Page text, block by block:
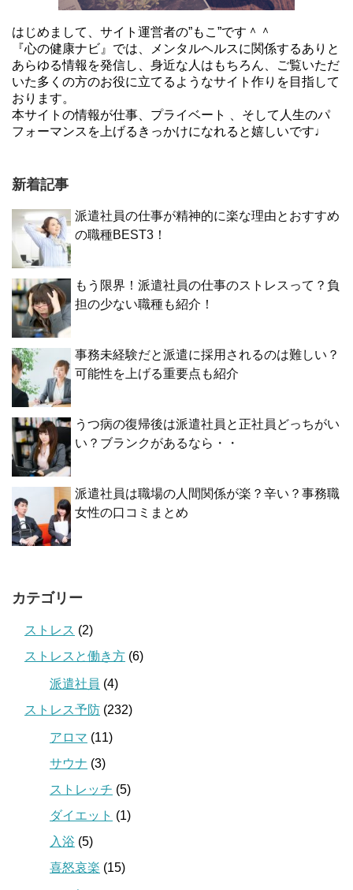
はじめまして、サイト運営者の”もこ”です＾＾
『心の健康ナビ』では、メンタルヘルスに関係するありと
あらゆる情報を発信し、身近な人はもちろん、ご覧いただ
いた多くの方のお役に立てるようなサイト作りを目指して
おります。
本サイトの情報が仕事、プライベート 、そして人生のパ
フォーマンスを上げるきっかけになれると嬉しいです♩
新着記事
派遣社員の仕事が精神的に楽な理由とおすすめ
の職種BEST3！
もう限界！派遣社員の仕事のストレスって？負
担の少ない職種も紹介！
事務未経験だと派遣に採用されるのは難しい？
可能性を上げる重要点も紹介
うつ病の復帰後は派遣社員と正社員どっちがい
い？ブランクがあるなら・・
派遣社員は職場の人間関係が楽？辛い？事務職
女性の口コミまとめ
カテゴリー
ストレス (2)
ストレスと働き方 (6)
派遣社員 (4)
ストレス予防 (232)
アロマ (11)
サウナ (3)
ストレッチ (5)
ダイエット (1)
入浴 (5)
喜怒哀楽 (15)